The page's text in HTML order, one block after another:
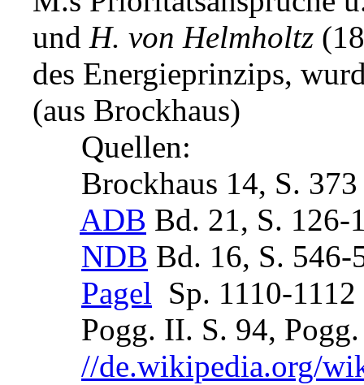
und H. von Helmholtz
des Energieprinzips,
(aus Brockhaus)
Quellen:
Brockhaus 14, S. 373
ADB Bd. 21, S. 126-
NDB Bd. 16, S. 546-
Pagel Sp. 1110-1112
Pogg. II. S. 94, Pogg.
//de.wikipedia.org/